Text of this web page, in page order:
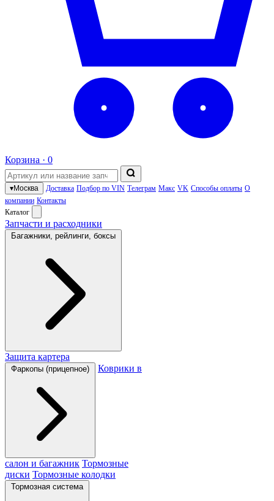
Корзина · 0
▾Москва Доставка Подбор по VIN Телеграм Макс VK Способы оплаты О
компании Контакты
Каталог
Запчасти и расходники
Багажники, рейлинги, боксы
Защита картера
Фаркопы (прицепное) Коврики в
салон и багажник Тормозные
диски Тормозные колодки
Тормозная система